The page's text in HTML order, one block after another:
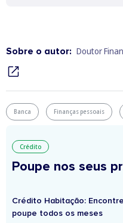
Sobre o autor: Doutor
Banca Finanças pessoais
Crédito
Poupe nos seus
Crédito Habitação:
poupe todos os meses